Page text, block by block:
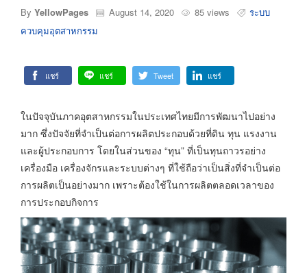
By YellowPages August 14, 2020 85 views
ระบบ
ควบคุมอุตสาหกรรม
แชร์ แชร์ Tweet แชร์
ในปัจจุบันภาคอุตสาหกรรมในประเทศไทยมีการพัฒนาไปอย่าง
มาก ซึ่งปัจจัยที่จำเป็นต่อการผลิตประกอบด้วยที่ดิน ทุน แรงงาน
และผู้ประกอบการ โดยในส่วนของ “ทุน” ที่เป็นทุนถาวรอย่าง
เครื่องมือ เครื่องจักรและระบบต่างๆ ที่ใช้ถือว่าเป็นสิ่งที่จำเป็นต่อ
การผลิตเป็นอย่างมาก เพราะต้องใช้ในการผลิตตลอดเวลาของ
การประกอบกิจการ